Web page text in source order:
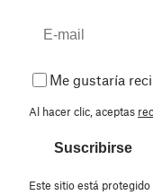
Me gustaría
Al hacer clic, aceptas
Suscribirse
Este sitio está